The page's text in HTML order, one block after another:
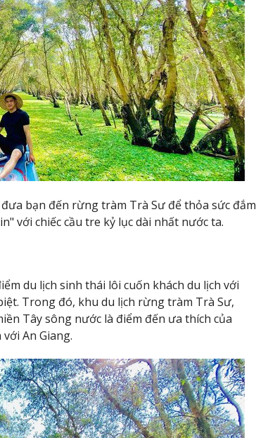
đưa bạn đến rừng tràm Trà Sư để thỏa sức đắm
với chiếc cầu tre kỷ lục dài nhất nước ta.
du lịch sinh thái lôi cuốn khách du lịch với
Trong đó, khu du lịch rừng tràm Trà Sư,
Tây sông nước là điểm đến ưa thích của
An Giang.